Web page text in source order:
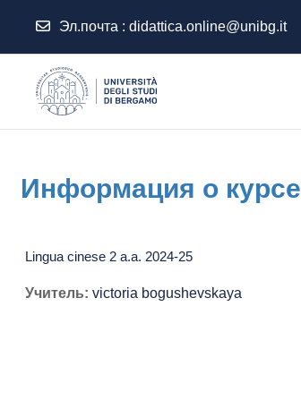
Эл.почта : didattica.online@unibg.it
Информация о курсе
Lingua cinese 2 a.a. 2024-25
Учитель: victoria bogushevskaya